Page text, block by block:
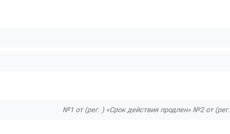
№1 от (рег. ) «Срок действия продлен» №2 от